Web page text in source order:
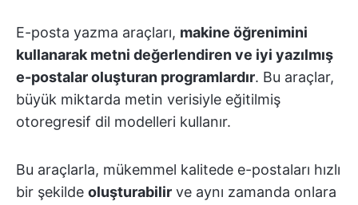
E-posta yazma araçları, makine öğrenimini
kullanarak metni değerlendiren ve iyi yazılmış
e-postalar oluşturan programlardır. Bu araçlar,
büyük miktarda metin verisiyle eğitilmiş
otoregresif dil modelleri kullanır.
Bu araçlarla, mükemmel kalitede e-postaları hızlı
bir şekilde oluşturabilir ve aynı zamanda onlara